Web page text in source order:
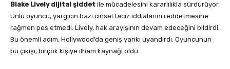
Blake Lively dijital şiddet ile mücadelesini kararlılıkla sürdürüyor.
Ünlü oyuncu, yargıcın bazı cinsel taciz iddialarını reddetmesine
rağmen pes etmedi. Lively, hak arayışının devam edeceğini bildirdi.
Bu önemli adım, Hollywood’da geniş yankı uyandırdı. Oyuncunun
bu çıkışı, birçok kişiye ilham kaynağı oldu.